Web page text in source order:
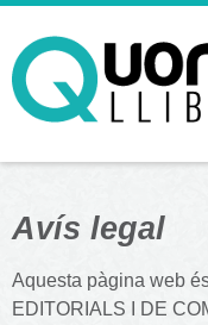
Aví­s legal
Aquesta pàgina web
EDITORIALS I DE